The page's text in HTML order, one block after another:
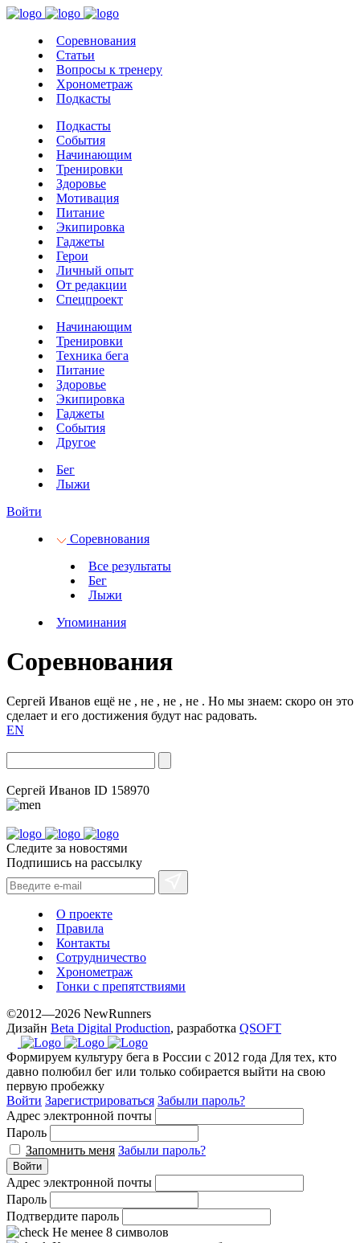
Соревнования
Статьи
Вопросы к тренеру
Хронометраж
Подкасты
Подкасты
События
Начинающим
Тренировки
Здоровье
Мотивация
Питание
Экипировка
Гаджеты
Герои
Личный опыт
От редакции
Спецпроект
Начинающим
Тренировки
Техника бега
Питание
Здоровье
Экипировка
Гаджеты
События
Другое
Бег
Лыжи
Войти
Соревнования
Все результаты
Бег
Лыжи
Упоминания
Соревнования
Сергей Иванов ещё не , не , не , не . Но мы знаем: скоро он это
сделает и его достижения будут нас радовать.
EN
Сергей Иванов ID 158970
Следите за новостями
Подпишись на рассылку
О проекте
Правила
Контакты
Сотрудничество
Хронометраж
Гонки с препятствиями
©2012—2026 NewRunners
Дизайн Beta Digital Production, разработка QSOFT
Формируем культуру бега в России с 2012 года Для тех, кто
давно полюбил бег или только собирается выйти на свою
первую пробежку
Войти Зарегистрироваться Забыли пароль?
Адрес электронной почты
Пароль
Запомнить меня Забыли пароль?
Войти
Адрес электронной почты
Пароль
Подтвердите пароль
Не менее 8 символов